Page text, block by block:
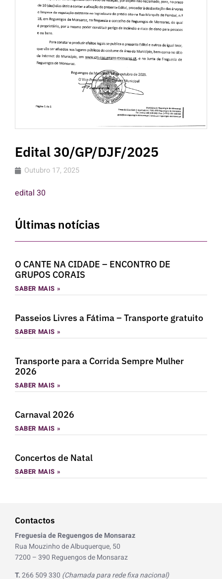
Edital 30/GP/DJF/2025
Outubro 17, 2025
edital 30
Últimas notícias
O CANTE NA CIDADE – ENCONTRO DE
GRUPOS CORAIS
SABER MAIS »
Passeios Livres a Fátima – Transporte gratuito
SABER MAIS »
Transporte para a Corrida Sempre Mulher
2026
SABER MAIS »
Carnaval 2026
SABER MAIS »
Concertos de Natal
SABER MAIS »
Contactos
Freguesia de Reguengos de Monsaraz
Rua Mouzinho de Albuquerque, 50
7200 – 390 Reguengos de Monsaraz
T.266 509 330 (Chamada para rede fixa nacional)